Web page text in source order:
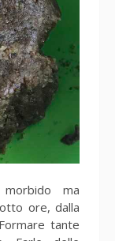
ma
ore, dalla
tante